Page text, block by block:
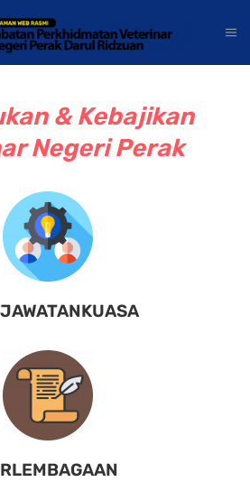
& Kebajikan
Negeri Perak